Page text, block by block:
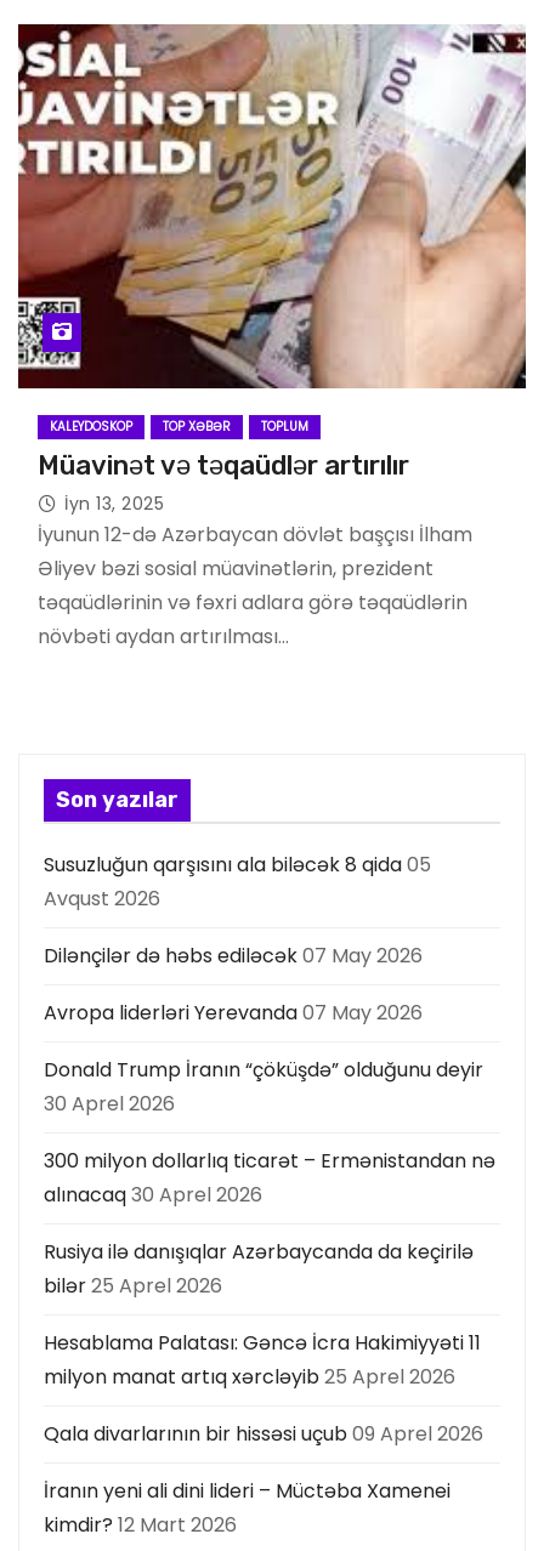
KALEYDOSKOP TOP XƏBƏR TOPLUM
Müavinət və təqaüdlər artırılır
İyn 13, 2025
İyunun 12-də Azərbaycan dövlət başçısı İlham
Əliyev bəzi sosial müavinətlərin, prezident
təqaüdlərinin və fəxri adlara görə təqaüdlərin
növbəti aydan artırılması…
Son yazılar
Susuzluğun qarşısını ala biləcək 8 qida05
Avqust 2026
Dilənçilər də həbs ediləcək07 May 2026
Avropa liderləri Yerevanda07 May 2026
Donald Trump İranın “çöküşdə” olduğunu deyir
30 Aprel 2026
300 milyon dollarlıq ticarət – Ermənistandan nə
alınacaq30 Aprel 2026
Rusiya ilə danışıqlar Azərbaycanda da keçirilə
bilər25 Aprel 2026
Hesablama Palatası: Gəncə İcra Hakimiyyəti 11
milyon manat artıq xərcləyib25 Aprel 2026
Qala divarlarının bir hissəsi uçub09 Aprel 2026
İranın yeni ali dini lideri – Müctəba Xamenei
kimdir? 12 Mart 2026